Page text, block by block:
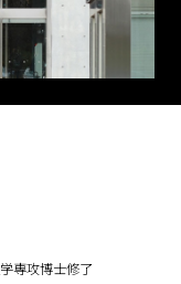
専攻博士修了